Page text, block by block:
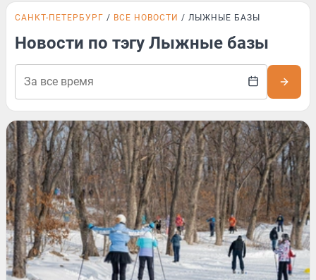
САНКТ-ПЕТЕРБУРГ ВСЕ НОВОСТИ ЛЫЖНЫЕ БАЗЫ
Новости по тэгу Лыжные базы